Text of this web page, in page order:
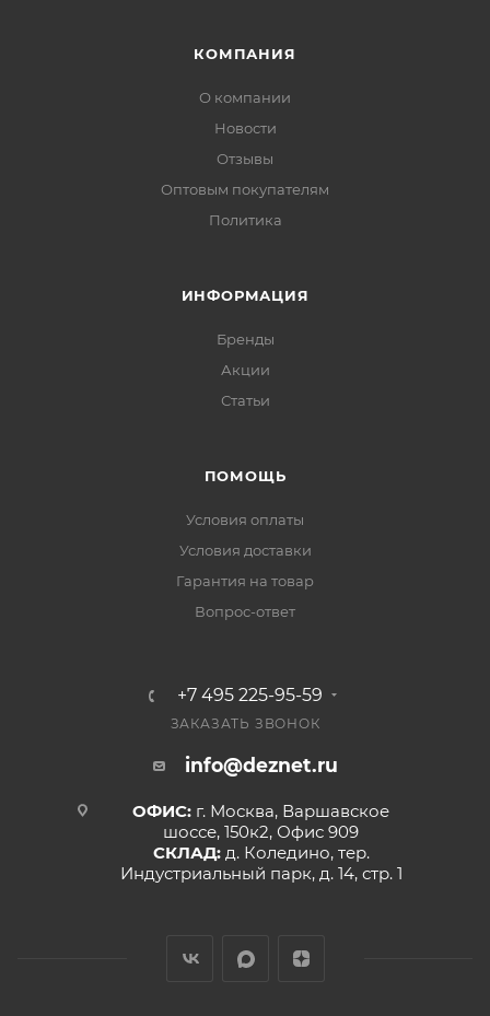
КОМПАНИЯ
О компании
Новости
Отзывы
Оптовым покупателям
Политика
ИНФОРМАЦИЯ
Бренды
Акции
Статьи
ПОМОЩЬ
Условия оплаты
Условия доставки
Гарантия на товар
Вопрос-ответ
+7 495 225-95-59
ЗАКАЗАТЬ ЗВОНОК
info@deznet.ru
ОФИС: г. Москва, Варшавское
шоссе, 150к2, Офис 909
СКЛАД: д. Коледино, тер.
Индустриальный парк, д. 14, стр. 1